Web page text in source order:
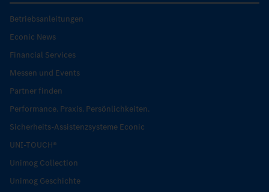
Betriebsanleitungen
Econic News
Financial Services
Messen und Events
Partner finden
Performance. Praxis. Persönlichkeiten.
Sicherheits-Assistenzsysteme Econic
UNI-TOUCH®
Unimog Collection
Unimog Geschichte